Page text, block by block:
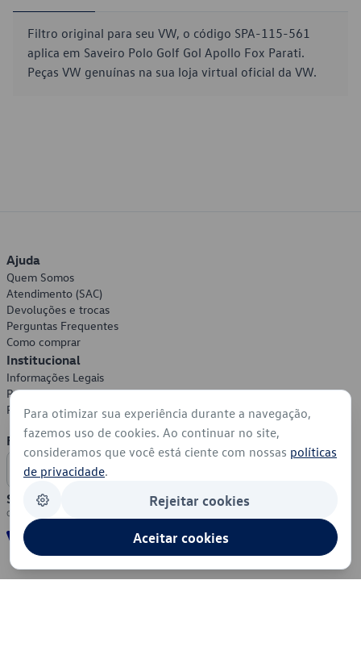
Filtro original para seu VW, o código SPA-115-561
aplica em Saveiro Polo Golf Gol Apollo Fox Parati.
Peças VW genuínas na sua loja virtual oficial da VW.
Ajuda
Quem Somos
Atendimento (SAC)
Devoluções e trocas
Perguntas Frequentes
Como comprar
Institucional
Informações Legais
Política de Privacidade
Política de Cookies
Formas de Pagamento
Segurança
Para otimizar sua experiência durante a navegação,
fazemos uso de cookies. Ao continuar no site,
consideramos que você está ciente com nossas políticas
de privacidade.
Rejeitar cookies
Aceitar cookies